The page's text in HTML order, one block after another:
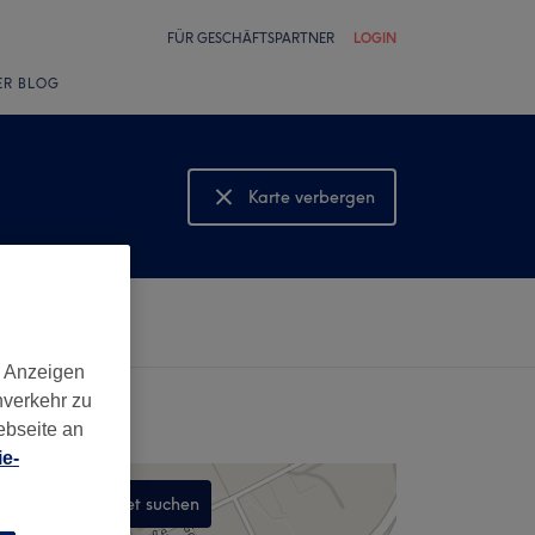
FÜR GESCHÄFTSPARTNER LOGIN
BLOG
Karte verbergen
Karte anzeigen
In diesem Gebiet suchen
zu
an